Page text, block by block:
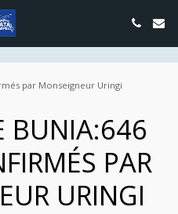
DIRECT, f08c47fec0942fa0
par Monseigneur Uringi
BUNIA:646
PAR
URINGI